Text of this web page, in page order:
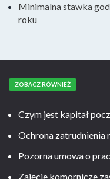
Minimalna stawka
roku
ZOBACZ RÓWNIEŻ
Czym jest kapitał
Ochrona zatrudnienia
Pozorna umowa o
Zajęcie komornicze